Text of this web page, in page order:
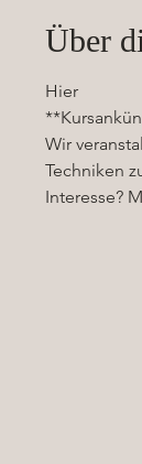
Über
Hier
Wir
Techniken
Interesse?